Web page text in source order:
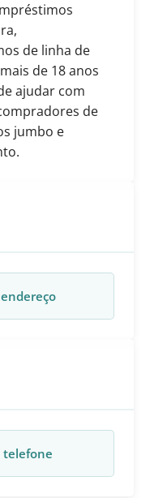
de linha de
de 18 anos
ajudar com
de
jumbo e
telefone